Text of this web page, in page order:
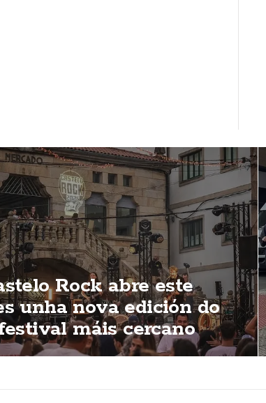
Rock abre este
unha nova edición do
máis cercano